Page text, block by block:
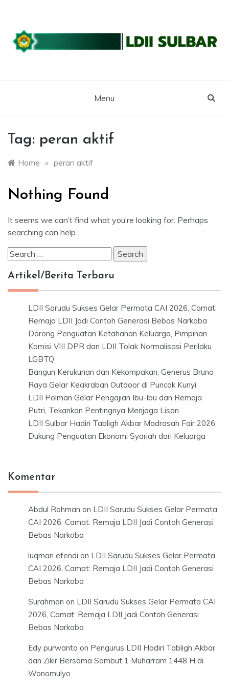
content
BARAT
Menu
Tag: peran aktif
Home » peran aktif
Nothing Found
It seems we can’t find what you’re looking for. Perhaps
searching can help.
Search
for:
Artikel/Berita Terbaru
LDII Sarudu Sukses Gelar Permata CAI 2026, Camat:
Remaja LDII Jadi Contoh Generasi Bebas Narkoba
Dorong Penguatan Ketahanan Keluarga, Pimpinan
Komisi VIII DPR dan LDII Tolak Normalisasi Perilaku
LGBTQ
Bangun Kerukunan dan Kekompakan, Generus Bruno
Raya Gelar Keakraban Outdoor di Puncak Kunyi
LDII Polman Gelar Pengajian Ibu-Ibu dan Remaja
Putri, Tekankan Pentingnya Menjaga Lisan
LDII Sulbar Hadiri Tabligh Akbar Madrasah Fair 2026,
Dukung Penguatan Ekonomi Syariah dari Keluarga
Komentar
Abdul Rohman on LDII Sarudu Sukses Gelar Permata
CAI 2026, Camat: Remaja LDII Jadi Contoh Generasi
Bebas Narkoba
luqman efendi on LDII Sarudu Sukses Gelar Permata
CAI 2026, Camat: Remaja LDII Jadi Contoh Generasi
Bebas Narkoba
Surahman on LDII Sarudu Sukses Gelar Permata CAI
2026, Camat: Remaja LDII Jadi Contoh Generasi
Bebas Narkoba
Edy purwanto on Pengurus LDII Hadiri Tabligh Akbar
dan Zikir Bersama Sambut 1 Muharram 1448 H di
Wonomulyo